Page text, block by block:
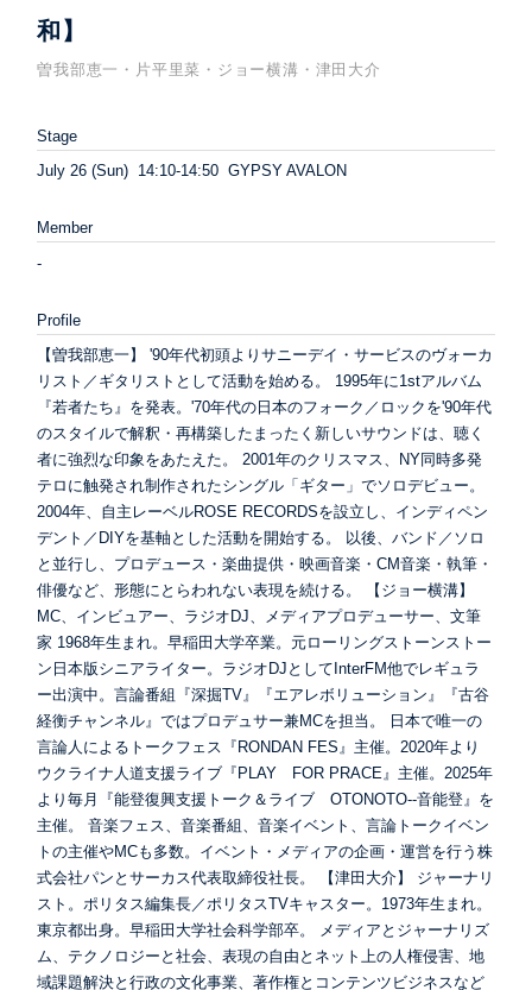
和】
曽我部恵一・片平里菜・ジョー横溝・津田大介
Stage
July 26 (Sun) 14:10-14:50 GYPSY AVALON
Member
-
Profile
【曽我部恵一】 '90年代初頭よりサニーデイ・サービスのヴォーカ
リスト／ギタリストとして活動を始める。 1995年に1stアルバム
『若者たち』を発表。'70年代の日本のフォーク／ロックを'90年代
のスタイルで解釈・再構築したまったく新しいサウンドは、聴く
者に強烈な印象をあたえた。 2001年のクリスマス、NY同時多発
テロに触発され制作されたシングル「ギター」でソロデビュー。
2004年、自主レーベルROSE RECORDSを設立し、インディペン
デント／DIYを基軸とした活動を開始する。 以後、バンド／ソロ
と並行し、プロデュース・楽曲提供・映画音楽・CM音楽・執筆・
俳優など、形態にとらわれない表現を続ける。 【ジョー横溝】
MC、インビュアー、ラジオDJ、メディアプロデューサー、文筆
家 1968年生まれ。早稲田大学卒業。元ローリングストーンストー
ン日本版シニアライター。ラジオDJとしてInterFM他でレギュラ
ー出演中。言論番組『深掘TV』『エアレボリューション』『古谷
経衡チャンネル』ではプロデュサー兼MCを担当。 日本で唯一の
言論人によるトークフェス『RONDAN FES』主催。2020年より
ウクライナ人道支援ライブ『PLAY FOR PRACE』主催。2025年
より毎月『能登復興支援トーク＆ライブ OTONOTO--音能登』を
主催。 音楽フェス、音楽番組、音楽イベント、言論トークイベン
トの主催やMCも多数。イベント・メディアの企画・運営を行う株
式会社パンとサーカス代表取締役社長。 【津田大介】 ジャーナリ
スト。ポリタス編集長／ポリタスTVキャスター。1973年生まれ。
東京都出身。早稲田大学社会科学部卒。 メディアとジャーナリズ
ム、テクノロジーと社会、表現の自由とネット上の人権侵害、地
域課題解決と行政の文化事業、著作権とコンテンツビジネスなど